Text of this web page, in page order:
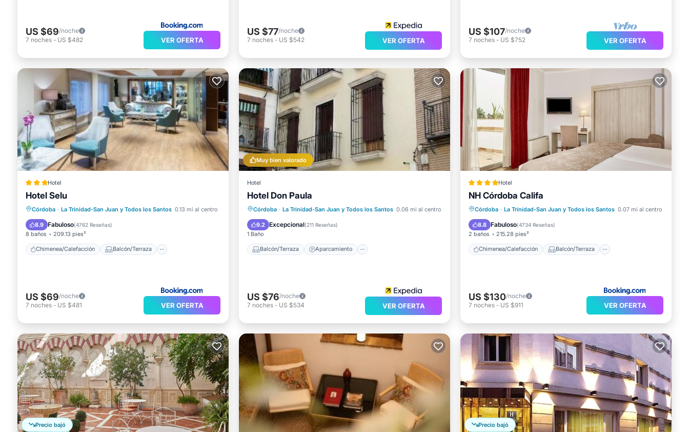
US $69/noche
7 noches - US $482 VER OFERTA
US $77/noche
7 noches - US $542 VER OFERTA
US $107/noche
7 noches - US $752 VER OFERTA
Hotel
Hotel Selu
Córdoba · La Trinidad-San Juan y Todos los Santos 0.13 mi al centro
8.9 Fabuloso(4762 Reseñas)
8 baños 209.13 pies²
Chimenea/Calefacción Balcón/Terraza
Chimenea/Calefacción
Balcón/Terraza
Desayuno
Cocina
US $69/noche
7 noches - US $481 VER OFERTA
Muy bien valorado
Hotel
Hotel Don Paula
Córdoba · La Trinidad-San Juan y Todos los Santos 0.06 mi al centro
9.2 Excepcional(211 Reseñas)
1 Baño
Balcón/Terraza Aparcamiento
Balcón/Terraza
Aparcamiento
Aire acondicionado
US $76/noche
7 noches - US $534 VER OFERTA
Hotel
NH Córdoba Califa
Córdoba · La Trinidad-San Juan y Todos los Santos 0.07 mi al centro
8.8 Fabuloso(4734 Reseñas)
2 baños 215.28 pies²
Chimenea/Calefacción Balcón/Terraza
Chimenea/Calefacción
Balcón/Terraza
Desayuno
Se admiten mascotas
US $130/noche
7 noches - US $911 VER OFERTA
Precio bajó Precio bajó